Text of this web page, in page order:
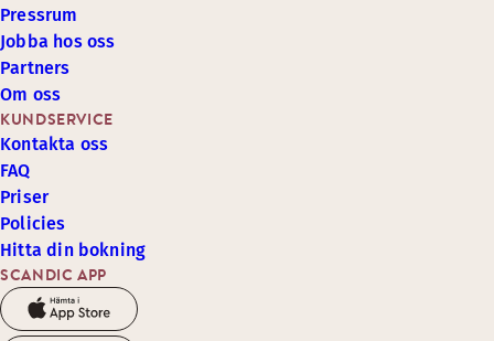
SCANDIC APP
KUNDSERVICE
Kontakta oss
FAQ
Priser
Policies
Hitta din bokning
Pressrum
Jobba hos oss
Partners
Om oss